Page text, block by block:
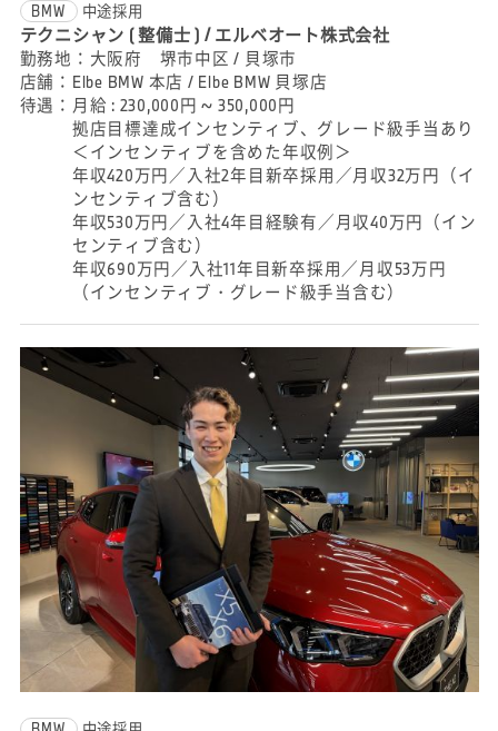
BMW 中途採用
テクニシャン ( 整備士 ) / エルベオート株式会社
勤務地： 大阪府 堺市中区 / 貝塚市
店舗： Elbe BMW 本店 / Elbe BMW 貝塚店
待遇： 月給 : 230,000円 ~ 350,000円
拠店目標達成インセンティブ、グレード級手当あり
＜インセンティブを含めた年収例＞
年収420万円／入社2年目新卒採用／月収32万円（イ
ンセンティブ含む）
年収530万円／入社4年目経験有／月収40万円（イン
センティブ含む）
年収690万円／入社11年目新卒採用／月収53万円
（インセンティブ・グレード級手当含む）